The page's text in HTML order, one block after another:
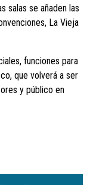
salas se añaden las
La Vieja
funciones para
que volverá a ser
y público en